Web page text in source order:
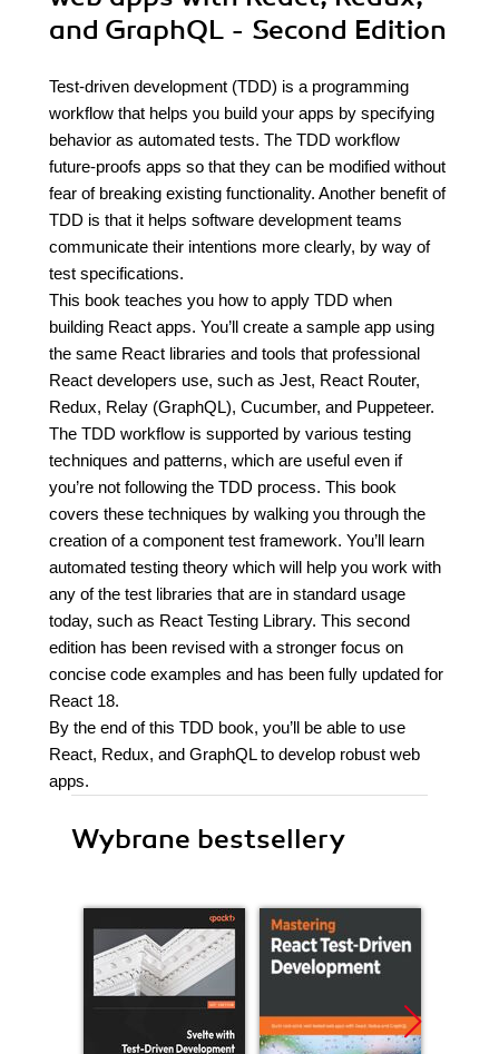
and GraphQL - Second Edition
Test-driven development (TDD) is a programming
workflow that helps you build your apps by specifying
behavior as automated tests. The TDD workflow
future-proofs apps so that they can be modified without
fear of breaking existing functionality. Another benefit of
TDD is that it helps software development teams
communicate their intentions more clearly, by way of
test specifications.
This book teaches you how to apply TDD when
building React apps. You’ll create a sample app using
the same React libraries and tools that professional
React developers use, such as Jest, React Router,
Redux, Relay (GraphQL), Cucumber, and Puppeteer.
The TDD workflow is supported by various testing
techniques and patterns, which are useful even if
you’re not following the TDD process. This book
covers these techniques by walking you through the
creation of a component test framework. You’ll learn
automated testing theory which will help you work with
any of the test libraries that are in standard usage
today, such as React Testing Library. This second
edition has been revised with a stronger focus on
concise code examples and has been fully updated for
React 18.
By the end of this TDD book, you’ll be able to use
React, Redux, and GraphQL to develop robust web
apps.
Wybrane bestsellery